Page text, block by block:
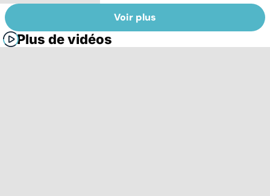
Voir plus
Plus de vidéos